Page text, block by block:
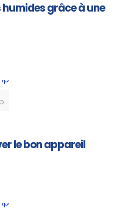
humides grâce à une
le bon appareil